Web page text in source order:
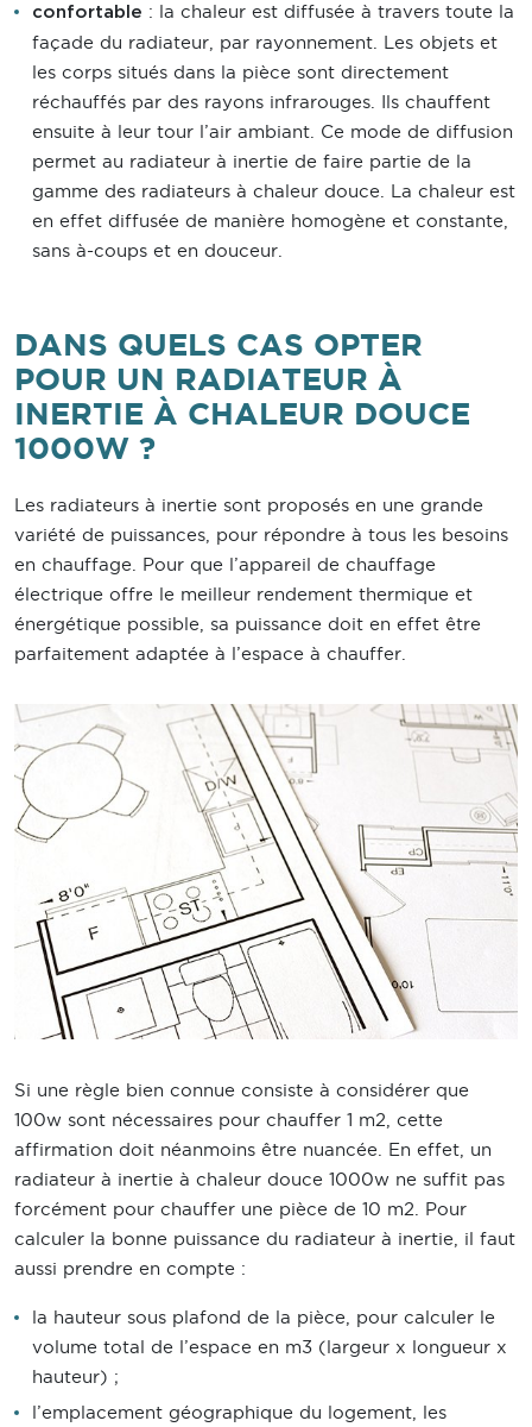
confortable : la chaleur est diffusée à travers toute la
façade du radiateur, par rayonnement. Les objets et
les corps situés dans la pièce sont directement
réchauffés par des rayons infrarouges. Ils chauffent
ensuite à leur tour l’air ambiant. Ce mode de diffusion
permet au radiateur à inertie de faire partie de la
gamme des radiateurs à chaleur douce. La chaleur est
en effet diffusée de manière homogène et constante,
sans à-coups et en douceur.
DANS QUELS CAS OPTER
POUR UN RADIATEUR À
INERTIE À CHALEUR DOUCE
1000W ?
Les radiateurs à inertie sont proposés en une grande
variété de puissances, pour répondre à tous les besoins
en chauffage. Pour que l’appareil de chauffage
électrique offre le meilleur rendement thermique et
énergétique possible, sa puissance doit en effet être
parfaitement adaptée à l’espace à chauffer.
Si une règle bien connue consiste à considérer que
100w sont nécessaires pour chauffer 1 m2, cette
affirmation doit néanmoins être nuancée. En effet, un
radiateur à inertie à chaleur douce 1000w ne suffit pas
forcément pour chauffer une pièce de 10 m2. Pour
calculer la bonne puissance du radiateur à inertie, il faut
aussi prendre en compte :
la hauteur sous plafond de la pièce, pour calculer le
volume total de l’espace en m3 (largeur x longueur x
hauteur) ;
l’emplacement géographique du logement, les